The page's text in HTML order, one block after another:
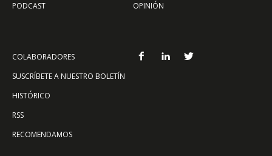
PODCAST
OPINIÓN
COLABORADORES
SUSCRÍBETE A NUESTRO BOLETÍN
HISTÓRICO
RSS
RECOMENDAMOS